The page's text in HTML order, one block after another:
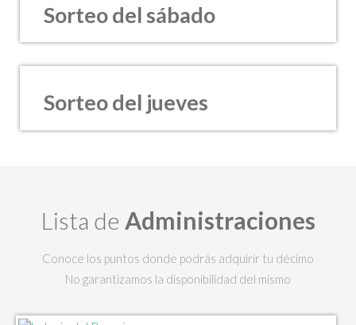
Sorteo del sábado
Sorteo del jueves
Lista de Administraciones
Conoce los puntos donde podrás adquirir tu décimo
No garantizamos la disponibilidad del mismo